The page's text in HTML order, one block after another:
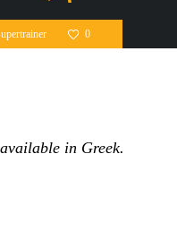
0
in Greek.